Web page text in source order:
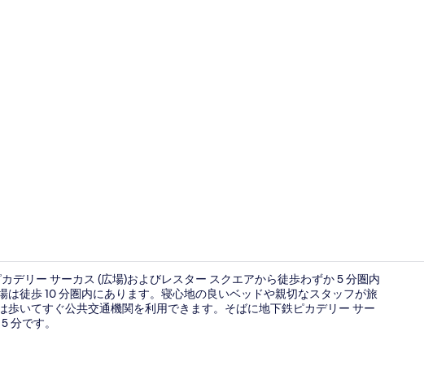
デリー サーカス (広場)およびレスター スクエアから徒歩わずか 5 分圏内
徒歩 10 分圏内にあります。寝心地の良いベッドや親切なスタッフが旅
いてすぐ公共交通機関を利用できます。そばに地下鉄ピカデリー サー
分です。